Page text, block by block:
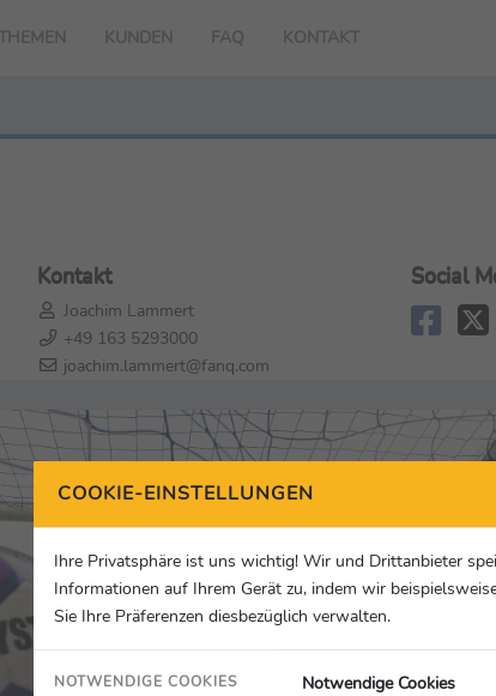
THEMEN KUNDEN FAQ KONTAKT
Kontakt
Joachim Lammert
+49 163 5293000
joachim.lammert@fanq.com
Social
COOKIE-EINSTELLUNGEN
Ihre Privatsphäre ist uns wichtig! Wir und Drittanbieter
Informationen auf Ihrem Gerät zu, indem wir
Sie Ihre Präferenzen diesbezüglich verwalten.
NOTWENDIGE COOKIES
Notwendige Cookies